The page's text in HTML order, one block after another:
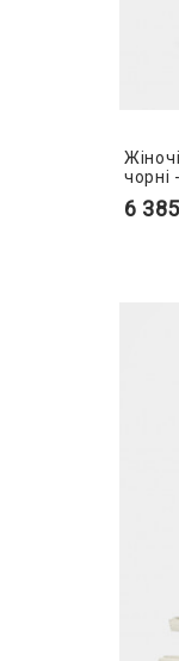
чорні
6 385